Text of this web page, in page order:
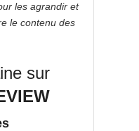
les agrandir et
le contenu des
sur